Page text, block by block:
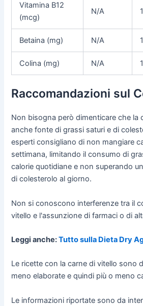
Vitamina B12
(mcg)
N/A
Betaina (mg) N/A
Colina (mg) N/A
Raccomandazioni sul
Non bisogna però dimenticare che la
anche fonte di grassi saturi e di
esperti consigliano di non mangiare
settimana, limitando il consumo di
calorie quotidiane e non superando
di colesterolo al giorno.
Non si conoscono interferenze tra il
vitello e l'assunzione di farmaci o di
Leggi anche:Tutto sulla Dieta Dry
Le ricette con la carne di vitello sono
meno elaborate e quindi più o meno
Le informazioni riportate sono da